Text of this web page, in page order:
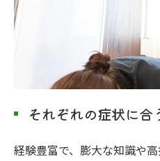
それぞれの症状に
経験豊富で、膨大な知識や